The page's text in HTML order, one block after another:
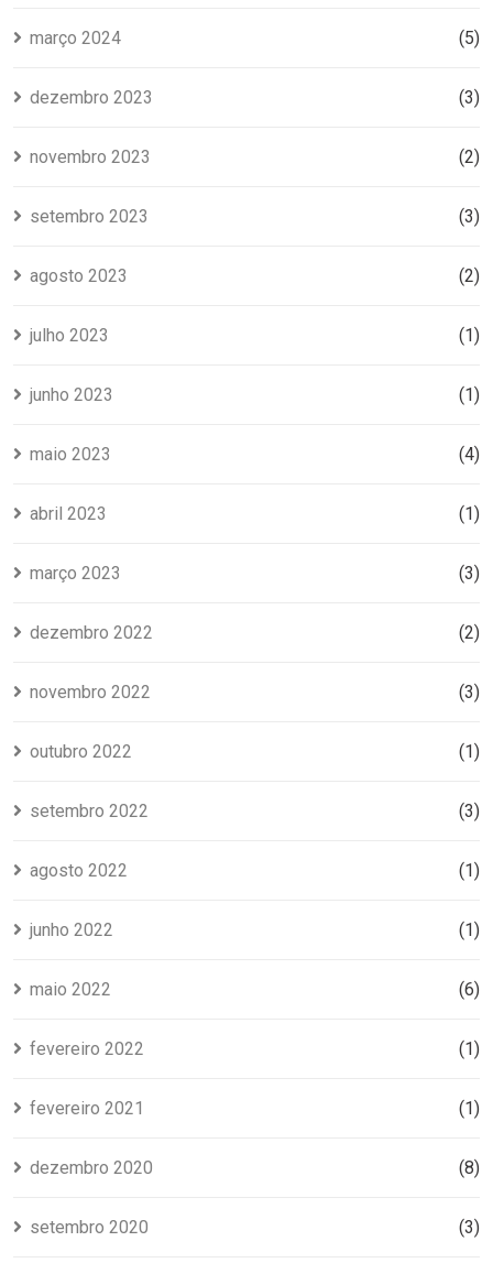
março 2024 (5)
dezembro 2023 (3)
novembro 2023 (2)
setembro 2023 (3)
agosto 2023 (2)
julho 2023 (1)
junho 2023 (1)
maio 2023 (4)
abril 2023 (1)
março 2023 (3)
dezembro 2022 (2)
novembro 2022 (3)
outubro 2022 (1)
setembro 2022 (3)
agosto 2022 (1)
junho 2022 (1)
maio 2022 (6)
fevereiro 2022 (1)
fevereiro 2021 (1)
dezembro 2020 (8)
setembro 2020 (3)